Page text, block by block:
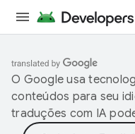
O Google usa
conteúdos para seu
traduções com IA